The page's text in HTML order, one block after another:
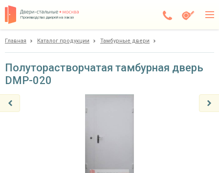
Производство дверей на заказ
Доставка
Главная Каталог продукции Тамбурные двери
Полуторастворчатая тамбурная дверь
DMP-020